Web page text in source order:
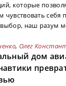
которые
чувствовать себя
наш разум
, Олег
дом